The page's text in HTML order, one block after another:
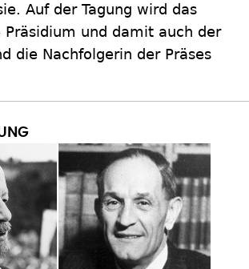
Auf der Tagung wird das
Präsidium und damit auch der
die Nachfolgerin der Präses